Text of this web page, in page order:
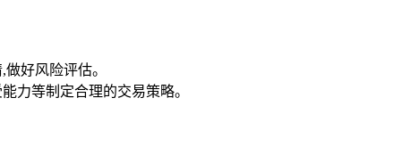
好风险评估。
力等制定合理的交易策略。